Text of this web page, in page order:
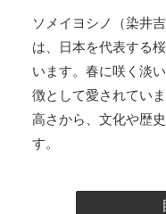
ソメイヨシノ（染井
は、日本を代表する
います。春に咲く淡
徴として愛されてい
高さから、文化や歴
す。